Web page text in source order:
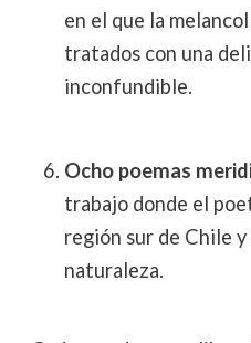
en el que la
tratados con una
inconfundible.
Ocho poemas
trabajo donde el
región sur de Chile
naturaleza.